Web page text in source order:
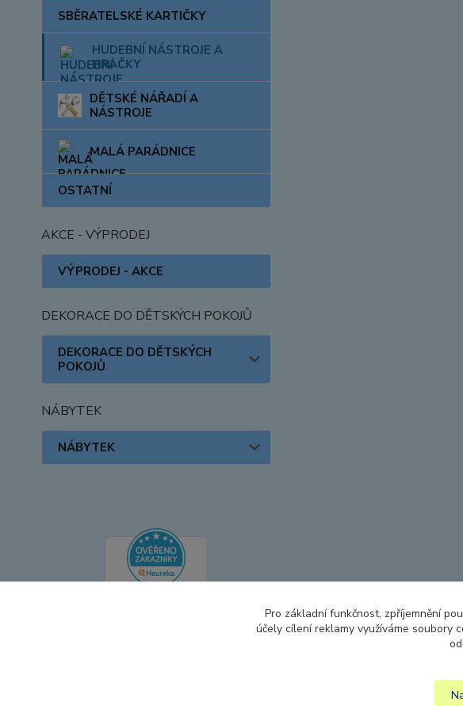
SBĚRATELSKÉ KARTIČKY
HUDEBNÍ NÁSTROJE A
HRAČKY
DĚTSKÉ NÁŘADÍ A
NÁSTROJE
MALÁ PARÁDNICE
OSTATNÍ
AKCE - VÝPRODEJ
VÝPRODEJ - AKCE
DEKORACE DO DĚTSKÝCH POKOJŮ
DEKORACE DO DĚTSKÝCH
POKOJŮ
NÁBYTEK
NÁBYTEK
Pro základní funkčnost, zpříjemnění
účely cílení reklamy využíváme soubory